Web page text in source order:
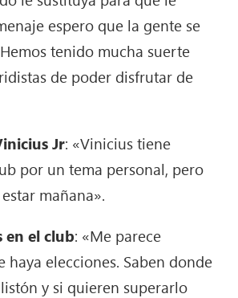
espero que la gente se
tenido mucha suerte
de poder disfrutar de
Jr: «Vinicius tiene
por un tema personal, pero
mañana».
en el club: «Me parece
haya elecciones. Saben donde
y si quieren superarlo